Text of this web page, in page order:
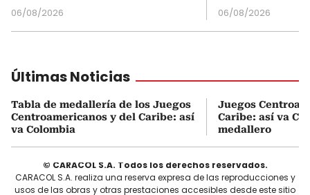
06/08/2026 06/08/2026
Últimas Noticias
Tabla de medallería de los Juegos
Centroamericanos y del Caribe: así
va Colombia
Juegos
Caribe: así va
medallero
© CARACOL S.A. Todos los derechos reservados.
CARACOL S.A. realiza una reserva expresa de las reproducciones y
usos de las obras y otras prestaciones accesibles desde este sitio